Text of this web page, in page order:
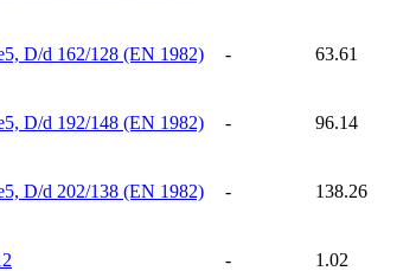
D/d 162/128 (EN 1982) - 63.61
D/d 192/148 (EN 1982) - 96.14
D/d 202/138 (EN 1982) - 138.26
- 1.02